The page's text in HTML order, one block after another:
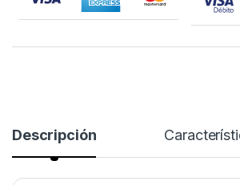
Descripción